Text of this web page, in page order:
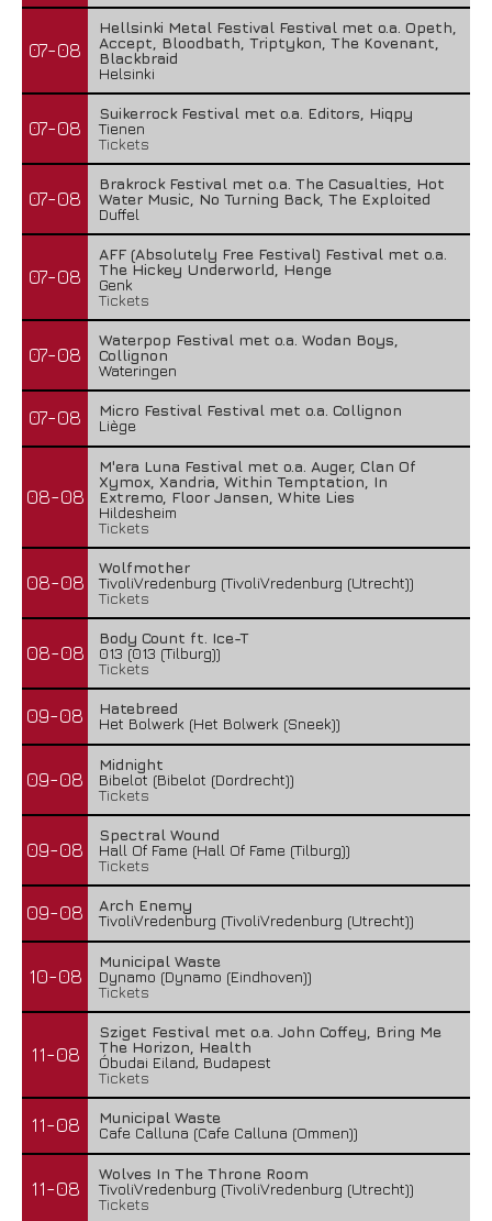
07-08
Hellsinki Metal Festival Festival met o.a. Opeth,
Accept, Bloodbath, Triptykon, The Kovenant,
Blackbraid
Helsinki
07-08
Suikerrock Festival met o.a. Editors, Hiqpy
Tienen
Tickets
07-08
Brakrock Festival met o.a. The Casualties, Hot
Water Music, No Turning Back, The Exploited
Duffel
07-08
AFF (Absolutely Free Festival) Festival met o.a.
The Hickey Underworld, Henge
Genk
Tickets
07-08
Waterpop Festival met o.a. Wodan Boys,
Collignon
Wateringen
07-08
Micro Festival Festival met o.a. Collignon
Liège
08-08
M'era Luna Festival met o.a. Auger, Clan Of
Xymox, Xandria, Within Temptation, In
Extremo, Floor Jansen, White Lies
Hildesheim
Tickets
08-08
Wolfmother
TivoliVredenburg (TivoliVredenburg (Utrecht))
Tickets
08-08
Body Count ft. Ice-T
013 (013 (Tilburg))
Tickets
09-08
Hatebreed
Het Bolwerk (Het Bolwerk (Sneek))
09-08
Midnight
Bibelot (Bibelot (Dordrecht))
Tickets
09-08
Spectral Wound
Hall Of Fame (Hall Of Fame (Tilburg))
Tickets
09-08
Arch Enemy
TivoliVredenburg (TivoliVredenburg (Utrecht))
10-08
Municipal Waste
Dynamo (Dynamo (Eindhoven))
Tickets
11-08
Sziget Festival met o.a. John Coffey, Bring Me
The Horizon, Health
Óbudai Eiland, Budapest
Tickets
11-08
Municipal Waste
Cafe Calluna (Cafe Calluna (Ommen))
11-08
Wolves In The Throne Room
TivoliVredenburg (TivoliVredenburg (Utrecht))
Tickets